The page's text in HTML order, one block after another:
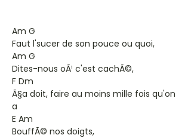
Am G
Faut l'sucer de son pouce ou quoi,
Am G
Dites-nous oÃ¹ c'est cachÃ©,
F Dm
Ã§a doit, faire au moins mille fois qu'on
a
E Am
BouffÃ© nos doigts,